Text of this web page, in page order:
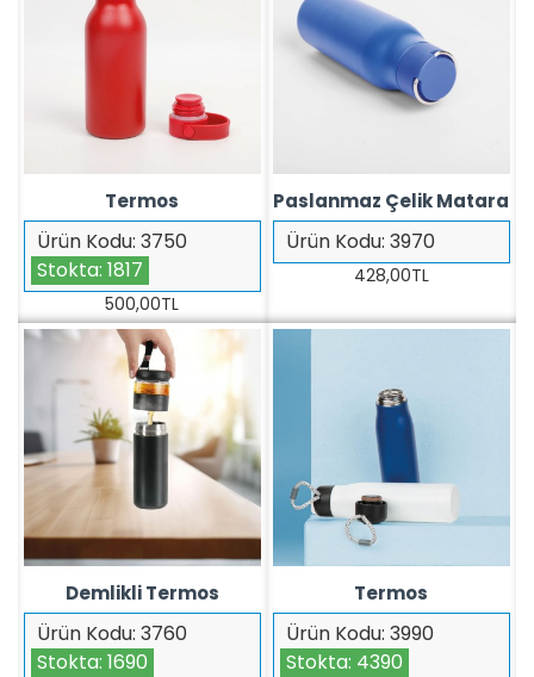
Ürün Kodu: 3750
Stokta: 1817
Termos
500,00TL
Ürün Kodu: 3970
Paslanmaz Çelik Matara
428,00TL
Ürün Kodu: 3760
Stokta: 1690
Demlikli Termos
Ürün Kodu: 3990
Stokta: 4390
Termos